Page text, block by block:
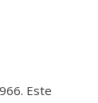
Este